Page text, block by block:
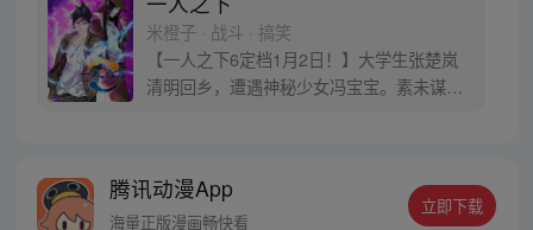
米橙子 · 战斗 · 搞笑
【一人之下6定档1月2日！】大学生张楚岚
清明回乡，遭遇神秘少女冯宝宝。素未谋面
密，张楚岚的生活被彻底颠覆，与冯宝宝一
同踏上“异人”之旅。
腾讯动漫App
海量正版漫画畅快看
立即下载